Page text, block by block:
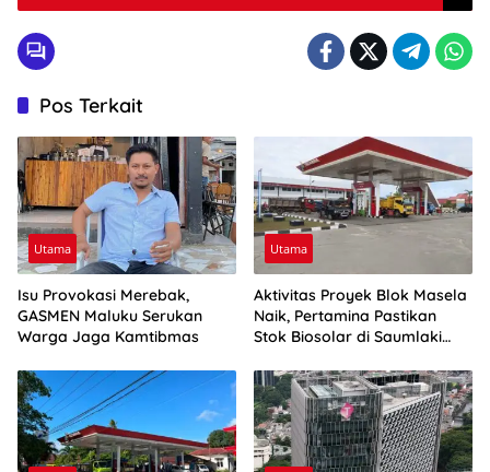
Pos Terkait
Utama
Isu Provokasi Merebak,
GASMEN Maluku Serukan
Warga Jaga Kamtibmas
Utama
Aktivitas Proyek Blok Masela
Naik, Pertamina Pastikan
Stok Biosolar di Saumlaki